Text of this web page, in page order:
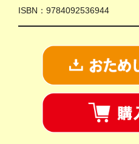
ISBN：9784092536944